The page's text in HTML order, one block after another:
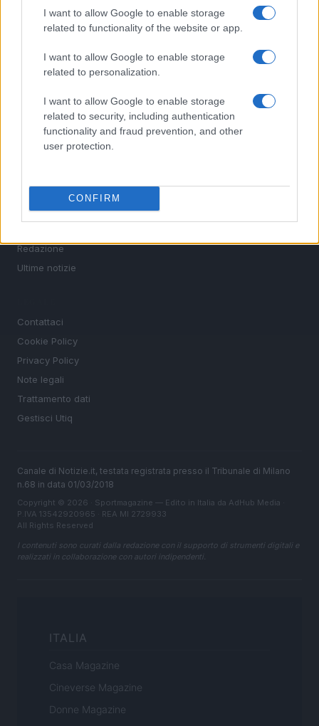
I want to allow Google to enable storage
related to functionality of the website or app.
I want to allow Google to enable storage
related to personalization.
I want to allow Google to enable storage
related to security, including authentication
functionality and fraud prevention, and other
user protection.
CONFIRM
SEZIONI
Calcio
Tennis
Basket
Motori
MAGAZINE
Redazione
Ultime notizie
Contattaci
Cookie Policy
Privacy Policy
Note legali
Trattamento dati
Gestisci Utiq
Canale di Notizie.it, testata registrata presso il Tribunale di Milano
n.68 in data 01/03/2018
Copyright © 2026 · Sportmagazine — Edito in Italia da AdHub Media
P.IVA 13542920965 · REA MI 2729933
All Rights Reserved
I contenuti sono curati dalla redazione con il supporto di strumenti digitali e
realizzati in collaborazione con autori indipendenti.
ITALIA
Casa Magazine
Cineverse Magazine
Donne Magazine